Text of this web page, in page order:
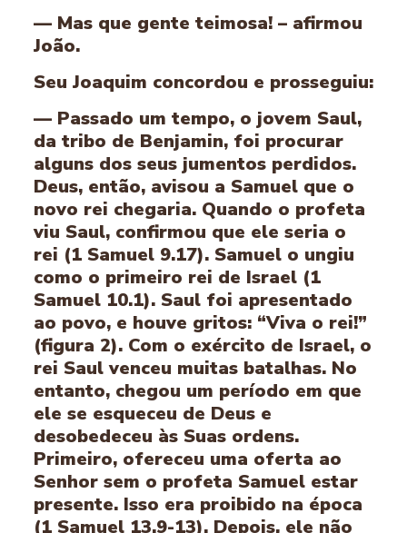
— Mas que gente teimosa! – afirmou
João.
Seu Joaquim concordou e prosseguiu:
— Passado um tempo, o jovem Saul,
da tribo de Benjamin, foi procurar
alguns dos seus jumentos perdidos.
Deus, então, avisou a Samuel que o
novo rei chegaria. Quando o profeta
viu Saul, confirmou que ele seria o
rei (1 Samuel 9.17). Samuel o ungiu
como o primeiro rei de Israel (1
Samuel 10.1). Saul foi apresentado
ao povo, e houve gritos: “Viva o rei!”
(figura 2). Com o exército de Israel, o
rei Saul venceu muitas batalhas. No
entanto, chegou um período em que
ele se esqueceu de Deus e
desobedeceu às Suas ordens.
Primeiro, ofereceu uma oferta ao
Senhor sem o profeta Samuel estar
presente. Isso era proibido na época
(1 Samuel 13.9-13). Depois, ele não